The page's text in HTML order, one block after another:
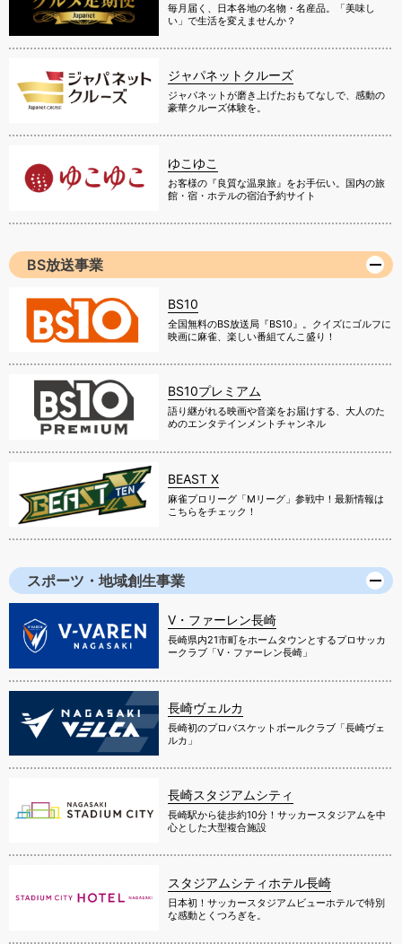
毎月届く、日本各地の名物・名産品。「美味し
い」で生活を変えませんか？
ジャパネットクルーズ
ジャパネットが磨き上げたおもてなしで、感動の
豪華クルーズ体験を。
ゆこゆこ
お客様の『良質な温泉旅』をお手伝い。国内の旅
館・宿・ホテルの宿泊予約サイト
BS放送事業
BS10
全国無料のBS放送局『BS10』。クイズにゴルフに
映画に麻雀、楽しい番組てんこ盛り！
BS10プレミアム
語り継がれる映画や音楽をお届けする、大人のた
めのエンタテインメントチャンネル
BEAST X
麻雀プロリーグ「Mリーグ」参戦中！最新情報は
こちらをチェック！
スポーツ・地域創生事業
V・ファーレン長崎
長崎県内21市町をホームタウンとするプロサッカ
ークラブ「V・ファーレン長崎」
長崎ヴェルカ
長崎初のプロバスケットボールクラブ「長崎ヴェ
ルカ」
長崎スタジアムシティ
長崎駅から徒歩約10分！サッカースタジアムを中
心とした大型複合施設
スタジアムシティホテル長崎
日本初！サッカースタジアムビューホテルで特別
な感動とくつろぎを。